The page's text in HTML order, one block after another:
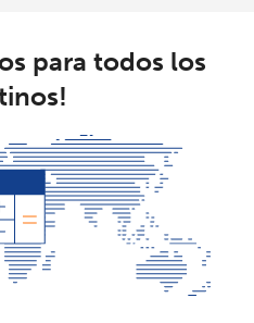
para todos los